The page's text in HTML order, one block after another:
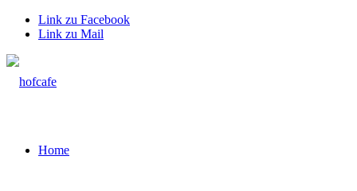
Link zu Facebook
Link zu Mail
Home